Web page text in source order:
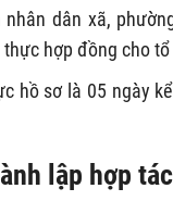
nhân dân xã,
hợp đồng cho
hồ sơ là 05 ngày
lập hợp